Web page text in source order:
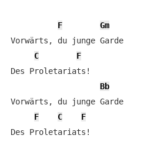
F
Gm
Vorwärts, du junge Garde
C
F
Des Proletariats!
Bb
Vorwärts, du junge Garde
F
C
F
Des Proletariats!